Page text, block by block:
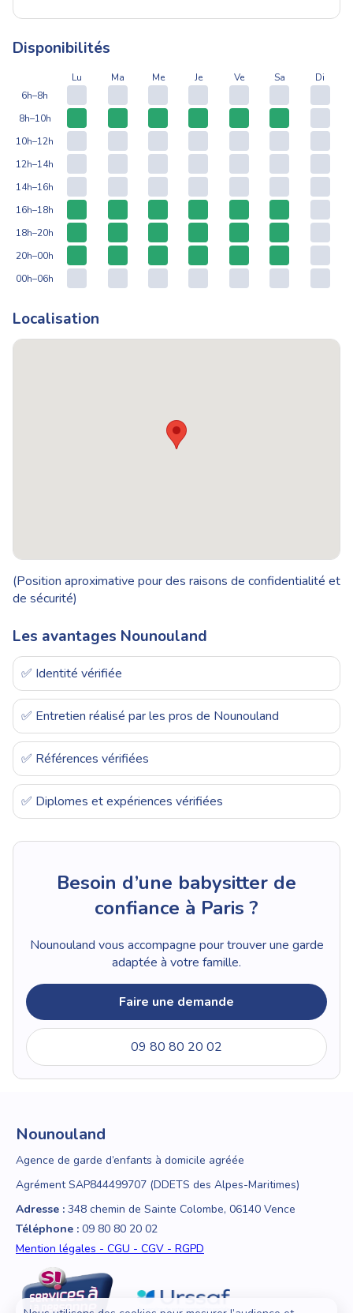
Disponibilités
Lu Ma Me Je Ve Sa
Di
6h–8h
8h–10h
10h–12h
12h–14h
14h–16h
16h–18h
18h–20h
20h–00h
00h–06h
Localisation
(Position aproximative pour des raisons de confidentialité et
de sécurité)
Les avantages Nounouland
✅ Identité vérifiée
✅ Entretien réalisé par les pros de Nounouland
✅ Références vérifiées
✅ Diplomes et expériences vérifiées
Besoin d’une babysitter de
confiance à Paris ?
Nounouland vous accompagne pour trouver une garde
adaptée à votre famille.
Faire une demande
09 80 80 20 02
Nounouland
Agence de garde d’enfants à domicile agréée
Agrément SAP844499707 (DDETS des Alpes-Maritimes)
Adresse : 348 chemin de Sainte Colombe, 06140 Vence
Téléphone : 09 80 80 20 02
Mention légales - CGU - CGV - RGPD